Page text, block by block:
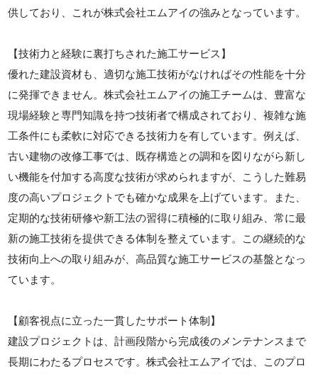
供しており、これが株式会社エムアイの強みとなっています。
【技術力と経験に裏打ちされた施工サービス】
優れた建設資材も、適切な施工技術がなければその性能を十分
に発揮できません。株式会社エムアイの施工チームは、豊富な
現場経験と専門知識を持つ技術者で構成されており、複雑な施
工条件にも柔軟に対応できる技術力を有しています。例えば、
古い建物の改修工事では、既存構造との調和を図りながら新し
い機能を付加する高度な技術が求められますが、こうした難易
度の高いプロジェクトでも確かな成果を上げています。また、
定期的な技術研修や新工法の習得に積極的に取り組み、常に最
新の施工技術を提供できる体制を整えています。この継続的な
技術向上への取り組みが、高品質な施工サービスの基盤となっ
ています。
【顧客視点に立った一貫したサポート体制】
建設プロジェクトは、計画段階から完成後のメンテナンスまで
長期にわたるプロセスです。株式会社エムアイでは、このプロ